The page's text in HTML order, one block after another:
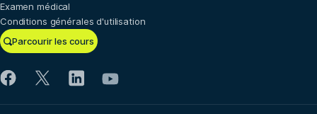
Parcourir les cours
Examen médical
Conditions générales d'utilisation